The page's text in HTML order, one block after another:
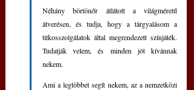
Néhány börtönőr átlátott a világméretű
átverésen, és tudja, hogy a tárgyalásom a
titkosszolgálatok által megrendezett színjáték.
Tudatják velem, és minden jót kívánnak
nekem.
Ami a legtöbbet segít nekem, az a nemzetközi